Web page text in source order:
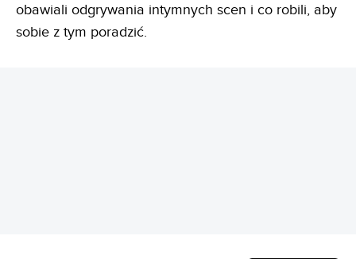
obawiali odgrywania intymnych scen i co robili, aby
sobie z tym poradzić.